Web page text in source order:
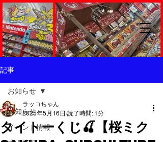
記事
お知らせ
イベント情報
お知らせ
タイトーくじ🍒【桜ミク
ラッコちゃん
2025年5月16日 読了時間: 1分